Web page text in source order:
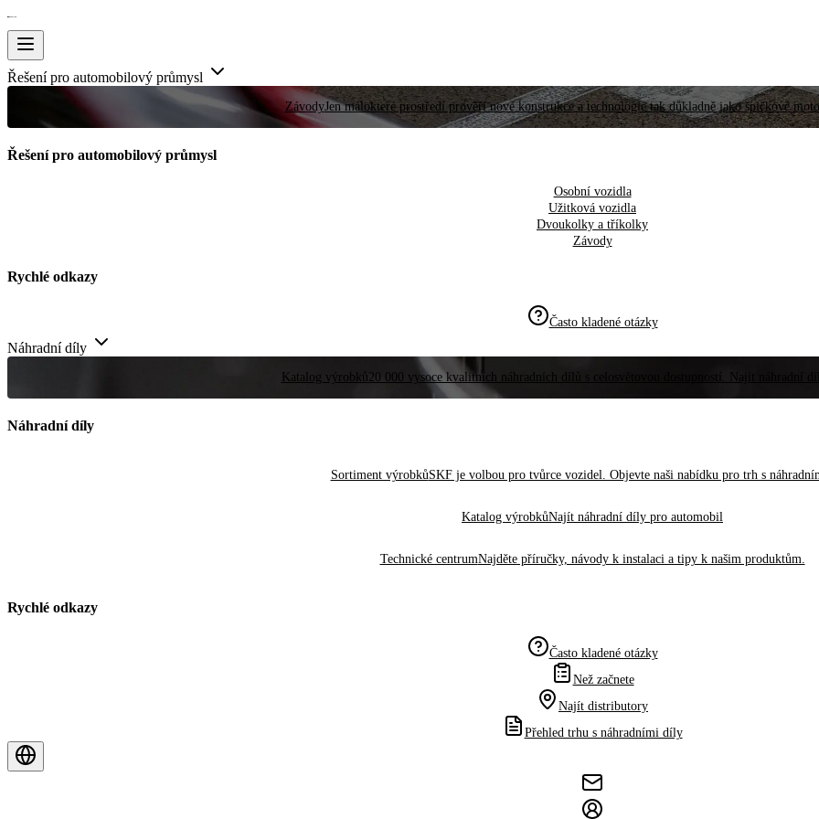
Řešení pro automobilový průmysl
ZávodyJen málokteré prostředí prověří nové konstrukce a technologie tak důkladně jako špičkové
Řešení pro automobilový průmysl
Osobní vozidla
Užitková vozidla
Dvoukolky a tříkolky
Závody
Rychlé odkazy
Často kladené otázky
Náhradní díly
Katalog výrobků20 000 vysoce kvalitních náhradních dílů s celosvětovou dostupností. Najít náhradní
Náhradní díly
Sortiment výrobkůSKF je volbou pro tvůrce vozidel. Objevte naši nabídku pro trh s
Katalog výrobkůNajít náhradní díly pro automobil
Technické centrumNajděte příručky, návody k instalaci a tipy k našim produktům.
Rychlé odkazy
Často kladené otázky
Než začnete
Najít distributory
Přehled trhu s náhradními díly